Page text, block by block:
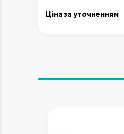
Ціна за уточненням
Додати до кошика